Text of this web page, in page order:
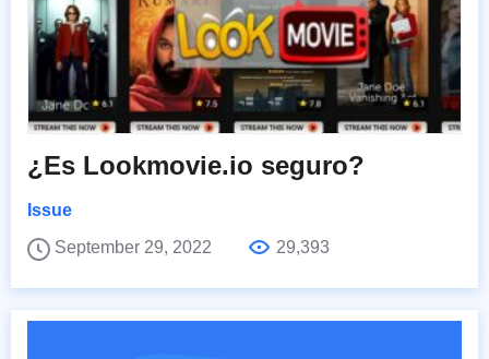
¿Es Lookmovie.io seguro?
Issue
September 29, 2022
29,393